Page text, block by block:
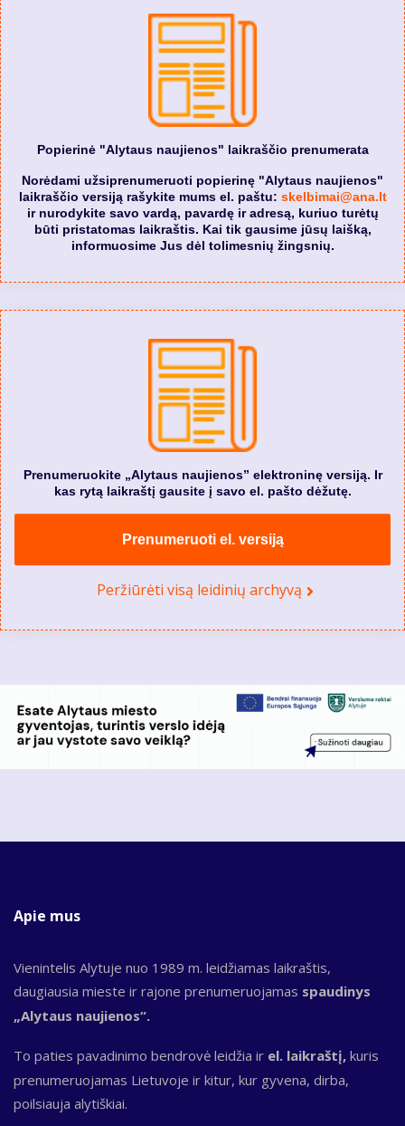
Popierinė "Alytaus naujienos" laikraščio prenumerata
Norėdami užsiprenumeruoti popierinę "Alytaus naujienos"
laikraščio versiją rašykite mums el. paštu: skelbimai@ana.lt
ir nurodykite savo vardą, pavardę ir adresą, kuriuo turėtų
būti pristatomas laikraštis. Kai tik gausime jūsų laišką,
informuosime Jus dėl tolimesnių žingsnių.
Prenumeruokite „Alytaus naujienos” elektroninę versiją. Ir
kas rytą laikraštį gausite į savo el. pašto dėžutę.
Prenumeruoti el. versiją
Peržiūrėti visą leidinių archyvą
Apie mus
Vienintelis Alytuje nuo 1989 m. leidžiamas laikraštis,
daugiausia mieste ir rajone prenumeruojamas spaudinys
„Alytaus naujienos“.
To paties pavadinimo bendrovė leidžia ir el. laikraštį, kuris
prenumeruojamas Lietuvoje ir kitur, kur gyvena, dirba,
poilsiauja alytiškiai.